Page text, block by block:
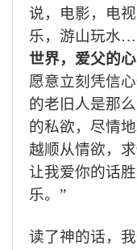
说，电影，电
乐，游山玩水…
世界，爱父的
愿意立刻凭信
的老旧人是那
的私欲，尽情
越顺从情欲，
让我爱你的话
乐。”
读了神的话，